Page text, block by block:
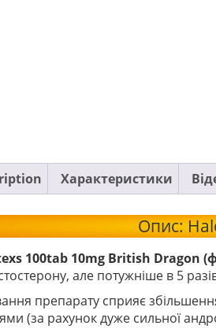
Характеристики
Опис:
100tab 10mg British Dragon
але потужніше в 5
препарату сприяє
(за рахунок дуже сильної